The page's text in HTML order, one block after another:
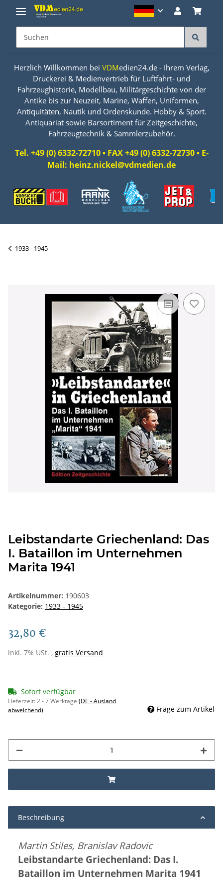
Herzlich Willkommen bei VDMedien24.de - Ihrem Verlag,
Druckerei & Medienvertrieb für Luftfahrt- und
Fahrzeughistorie, Modellbau, Militärgeschichte von der
Antike bis zur Neuzeit, Marine, Waffen, Uniformen,
Antiquitäten, Nautik und Ordenskunde. Hobby & Sport.
Antiquariat sowie Barsortiment für Zeitgeschichte,
Fahrzeugtechnik & Sammlerzubehör.
Tel. +49 (0) 6332-72710 • FAX +49 (0) 6332-72730 • E-
Mail: heinz.nickel@vdmedien.de
1933 - 1945
Leibstandarte Griechenland: Das
I. Bataillon im Unternehmen
Marita 1941
Artikelnummer: 190603
Kategorie: 1933 - 1945
32,80 €
inkl. 7% USt. , gratis Versand
Sofort verfügbar
Lieferzeit:2 - 7 Werktage (DE - Ausland
abweichend)
Frage zum Artikel
Beschreibung
Martin Stiles, Branislav Radovic
Leibstandarte Griechenland: Das I.
Bataillon im Unternehmen Marita 1941